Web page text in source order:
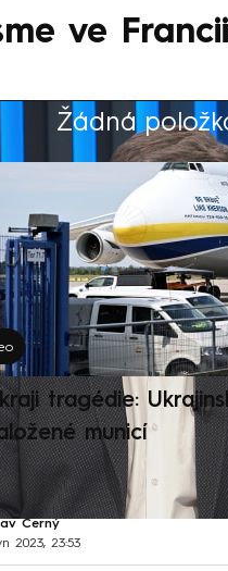
ve
Žádná
redakce
tragédie:
municí
Černý
2023, 23:53